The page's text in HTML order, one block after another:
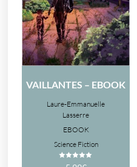
VAILLANTES – EBOOK
Laure-Emmanuelle
Lasserre
EBOOK
Science Fiction
Note